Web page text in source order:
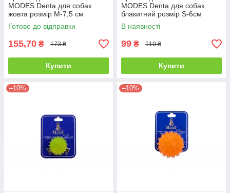
MODES Denta для собак
жовта розмір М-7,5 см
Готово до відправки
155,70 ₴ 173 ₴
Купити
MODES Denta для собак
блакитний розмір S-6см
В наявності
99 ₴ 110 ₴
Купити
–10% –10%